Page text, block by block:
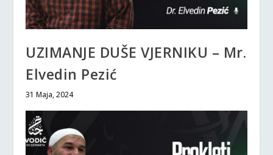
UZIMANJE DUŠE VJERNIKU – Mr.
Elvedin Pezić
31 Maja, 2024